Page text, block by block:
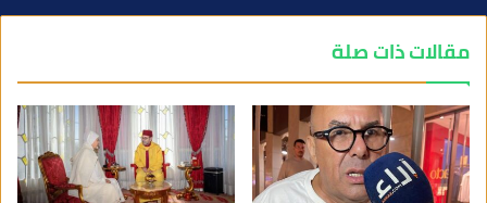
مقالات ذات صلة